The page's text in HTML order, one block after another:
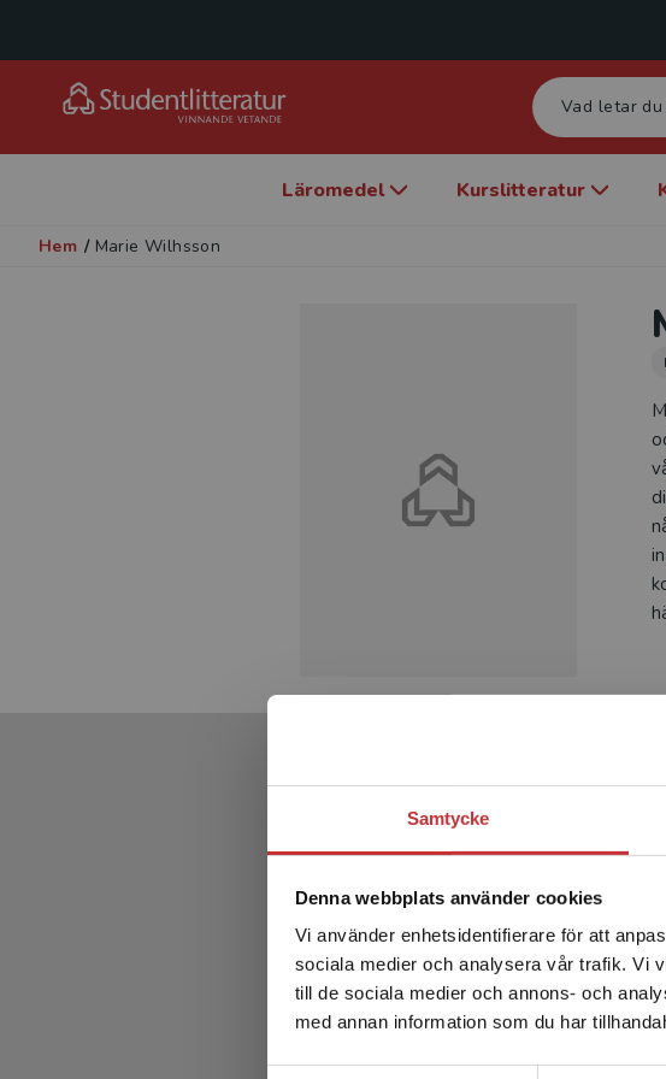
Samtycke
Denna webbplats använder cookies
Vi använder enhetsidentifierare för att
sociala medier och analysera vår trafik. Vi
till de sociala medier och annons- och
med annan information som du har
Det verkar
enhet
Sverige.
Läromedel Kurslitteratur
Hem / Marie Wilhsson